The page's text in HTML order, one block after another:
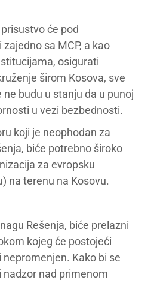
će pod
sa MCP, a kao
osigurati
širom Kosova, sve
budu u stanju da u punoj
u vezi bezbednosti.
koji je neophodan za
biće potrebno široko
za evropsku
na terenu na Kosovu.
Rešenja, biće prelazni
kojeg će postojeći
Kako bi se
nad primenom